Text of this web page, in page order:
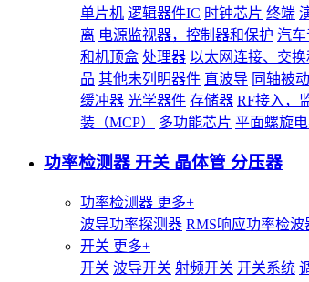
单片机 逻辑器件IC 时钟芯片 终端
离 电源监视器，控制器和保护 汽
和机顶盒 处理器 以太网连接、交
品 其他未列明器件 直波导 同轴被
缓冲器 光学器件 存储器 RF接入，
装（MCP）
多功能芯片 平面螺旋
功率检测器 开关 晶体管 分压器
功率检测器 更多+
波导功率探测器 RMS响应功率检波
开关 更多+
开关 波导开关 射频开关 开关系统